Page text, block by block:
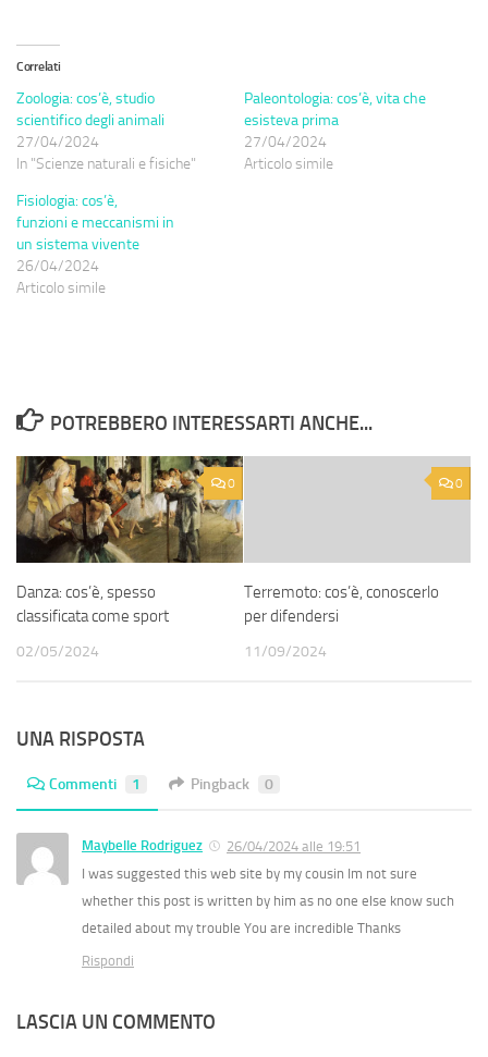
Correlati
Zoologia: cos’è, studio
scientifico degli animali
27/04/2024
In "Scienze naturali e fisiche"
Paleontologia: cos’è, vita che
esisteva prima
27/04/2024
Articolo simile
Fisiologia: cos’è,
funzioni e meccanismi in
un sistema vivente
26/04/2024
Articolo simile
POTREBBERO INTERESSARTI ANCHE...
0
Danza: cos’è, spesso
classificata come sport
02/05/2024
0
Terremoto: cos’è, conoscerlo
per difendersi
11/09/2024
UNA RISPOSTA
Commenti 1 Pingback 0
Maybelle Rodriguez
26/04/2024 alle 19:51
I was suggested this web site by my cousin Im not sure
whether this post is written by him as no one else know such
detailed about my trouble You are incredible Thanks
Rispondi
LASCIA UN COMMENTO